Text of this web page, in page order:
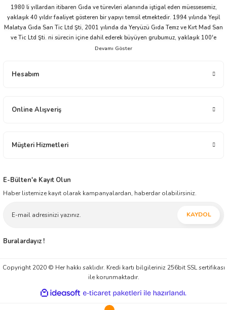
1980 li yıllardan itibaren Gıda ve türevleri alanında iştigal eden müessesemiz,
yaklaşık 40 yıldır faaliyet gösteren bir yapıyı temsil etmektedir. 1994 yılında Yeşil
Malatya Gıda San Tic Ltd Şti, 2001 yılında da Yeryüzü Gıda Temz ve Kırt Mad San
ve Tic Ltd Şti. ni sürecin içine dahil ederek büyüyen grubumuz, yaklaşık 100'e
yakın çalışanı ve ticari partnerleriyle beraber bu ivmesini devam ettirme niyeti ve
sektöründe faaliyet göstermektedir. Çikolata, Atıştırmalık, Elektronik, Ev - Yaşam,
anlayışını harmanlayarak, ticaretin zaman ve mekân faydasını yansıtmaya ilelebet
Hesabım
Online Alışveriş
Müşteri Hizmetleri
E-Bülten'e Kayıt Olun
Haber listemize kayıt olarak kampanyalardan, haberdar olabilirsiniz.
KAYDOL
Buralardayız !
Copyright 2020 © Her hakkı saklıdır. Kredi kartı bilgileriniz 256bit SSL sertifikası
ile korunmaktadır.
ideasoft
e-